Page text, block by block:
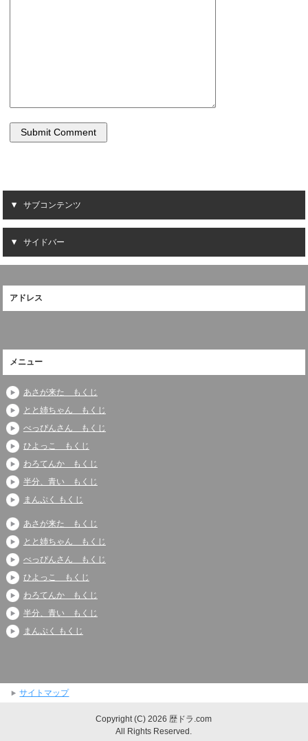
サブコンテンツ
サイドバー
アドレス
メニュー
あさが来た もくじ
とと姉ちゃん もくじ
べっぴんさん もくじ
ひよっこ もくじ
わろてんか もくじ
半分、青い もくじ
まんぷく もくじ
あさが来た もくじ
とと姉ちゃん もくじ
べっぴんさん もくじ
ひよっこ もくじ
わろてんか もくじ
半分、青い もくじ
まんぷく もくじ
サイトマップ
Copyright (C) 2026 歴ドラ.com
All Rights Reserved.